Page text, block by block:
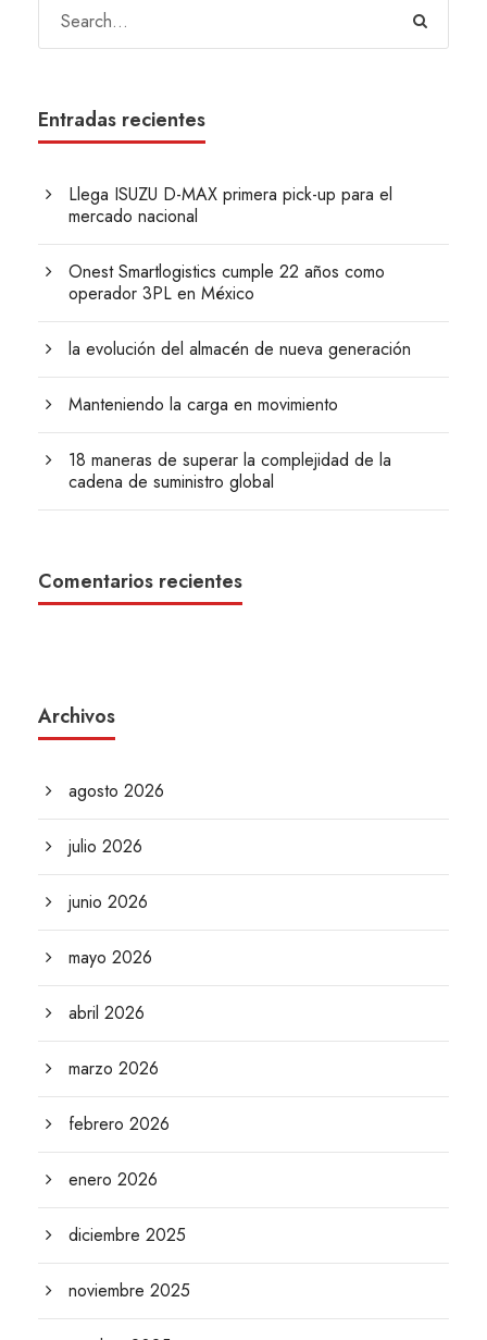
Entradas recientes
Llega ISUZU D-MAX primera pick-up para el
mercado nacional
Onest Smartlogistics cumple 22 años como
operador 3PL en México
la evolución del almacén de nueva generación
Manteniendo la carga en movimiento
18 maneras de superar la complejidad de la
cadena de suministro global
Comentarios recientes
Archivos
agosto 2026
julio 2026
junio 2026
mayo 2026
abril 2026
marzo 2026
febrero 2026
enero 2026
diciembre 2025
noviembre 2025